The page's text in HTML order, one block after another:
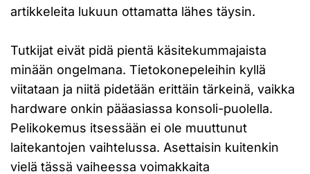
artikkeleita lukuun ottamatta lähes täysin.
Tutkijat eivät pidä pientä käsitekummajaista
minään ongelmana. Tietokonepeleihin kyllä
viitataan ja niitä pidetään erittäin tärkeinä, vaikka
hardware onkin pääasiassa konsoli-puolella.
Pelikokemus itsessään ei ole muuttunut
laitekantojen vaihtelussa. Asettaisin kuitenkin
vielä tässä vaiheessa voimakkaita